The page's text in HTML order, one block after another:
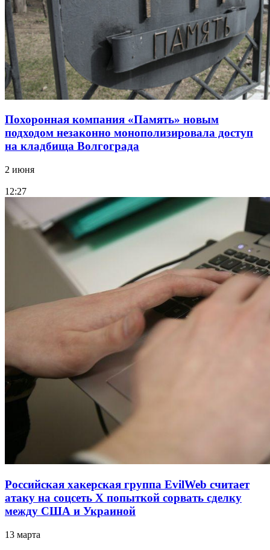
Похоронная компания «Память» новым
подходом незаконно монополизировала доступ
на кладбища Волгограда
2 июня
12:27
Российская хакерская группа EvilWeb считает
атаку на соцсеть Х попыткой сорвать сделку
между США и Украиной
13 марта